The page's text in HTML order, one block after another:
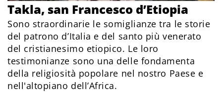
Takla, san Francesco d’Etiopia
Sono straordinarie le somiglianze tra le storie
del patrono d’Italia e del santo più venerato
del cristianesimo etiopico. Le loro
testimonianze sono una delle fondamenta
della religiosità popolare nel nostro Paese e
nell'altopiano dell’Africa.